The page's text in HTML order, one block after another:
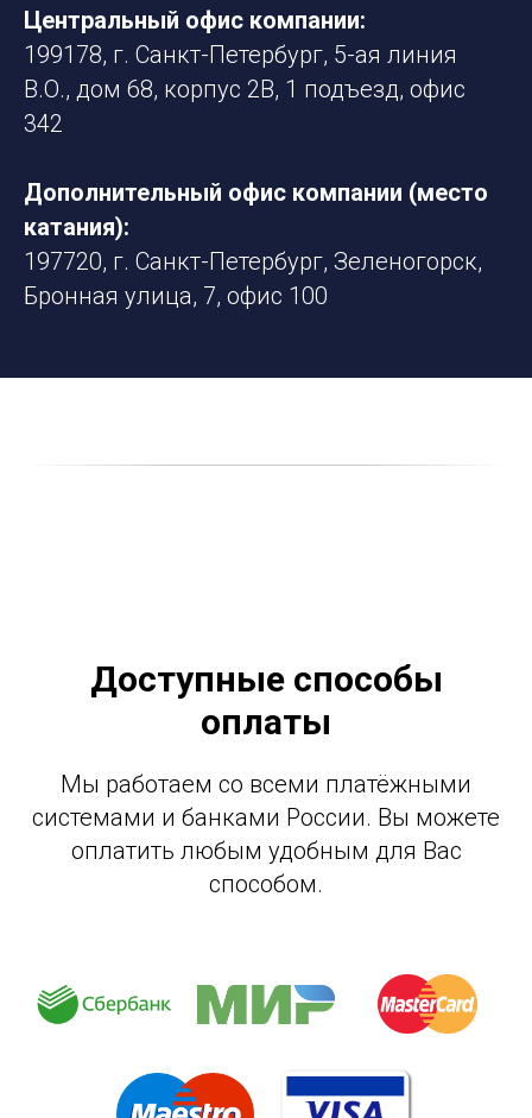
Центральный офис компании:
199178, г. Санкт-Петербург, 5-ая линия
В.О., дом 68, корпус 2В, 1 подъезд, офис
342
Дополнительный офис компании (место
катания):
197720, г. Санкт-Петербург, Зеленогорск,
Бронная улица, 7, офис 100
Доступные способы
оплаты
Мы работаем со всеми платёжными
системами и банками России. Вы можете
оплатить любым удобным для Вас
способом.